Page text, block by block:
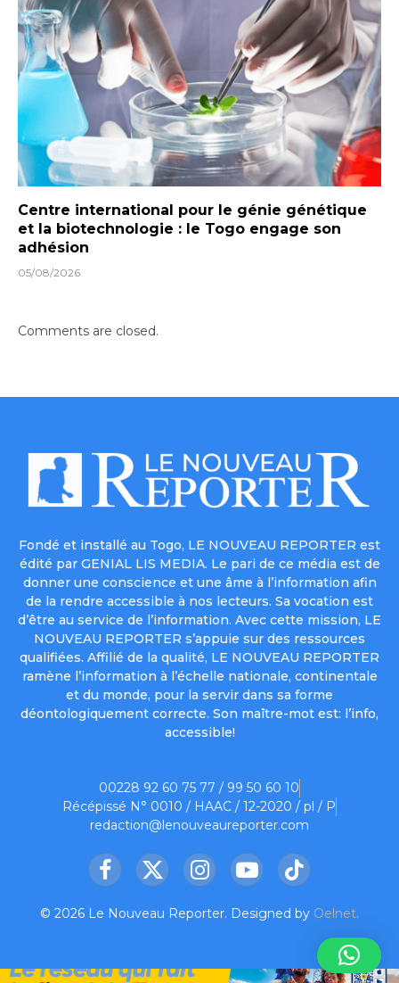
Centre international pour le génie génétique
et la biotechnologie : le Togo engage son
adhésion
05/08/2026
Comments are closed.
Fondé et installé au Togo, LE NOUVEAU REPORTER est
édité par GENIAL LIS MEDIA. Le pari de ce média est de
donner une conscience et une âme à l’information afin
de la rendre accessible à nos lecteurs. Sa vocation est
d’être au service de l’information. Avec cette mission, LE
NOUVEAU REPORTER s’appuie sur des ressources
qualifiées. Affilié de la qualité, LE NOUVEAU REPORTER
ramène l’information à l’échelle nationale, continentale
et du monde, pour la servir dans sa forme
déontologiquement correcte. Son maître-mot est: l’info,
accessible!
00228 92 60 75 77 / 99 50 60 10
Récépissé N° 0010 / HAAC / 12-2020 / pl / P
redaction@lenouveaureporter.com
Facebook
X
InstagramYouTubeTikTok
© 2026 Le Nouveau Reporter. Designed by Oelnet.